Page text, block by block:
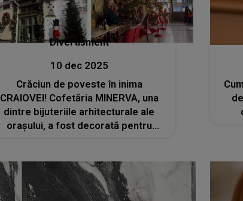
Divertisment
10 dec 2025
Crăciun de poveste în inima
CRAIOVEI! Cofetăria MINERVA, una
dintre bijuteriile arhitecturale ale
orașului, a fost decorată pentru